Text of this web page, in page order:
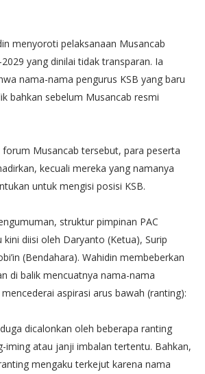
menyoroti pelaksanaan Musancab
yang dinilai tidak transparan. Ia
nama-nama pengurus KSB yang baru
bahkan sebelum Musancab resmi
forum Musancab tersebut, para peserta
kecuali mereka yang namanya
untuk mengisi posisi KSB.
struktur pimpinan PAC
kini diisi oleh Daryanto (Ketua), Surip
(Bendahara). Wahidin membeberkan
di balik mencuatnya nama-nama
aspirasi arus bawah (ranting):
dicalonkan oleh beberapa ranting
iming atau janji imbalan tertentu. Bahkan,
mengaku terkejut karena nama